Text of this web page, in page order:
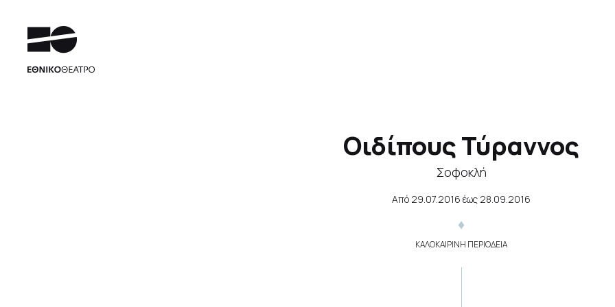
Οιδίπους Τύραννος
Σοφοκλή
Από 29.07.2016 έως 28.09.2016
ΚΑΛΟΚΑΙΡΙΝΗ ΠΕΡΙΟΔΕΙΑ